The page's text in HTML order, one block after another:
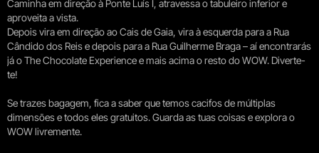
Caminha em direção à Ponte Luís I, atravessa o tabuleiro inferior e
aproveita a vista.
Depois vira em direção ao Cais de Gaia, vira à esquerda para a Rua
Cândido dos Reis e depois para a Rua Guilherme Braga – aí encontrarás
já o The Chocolate Experience e mais acima o resto do WOW. Diverte-
te!
Se trazes bagagem, fica a saber que temos cacifos de múltiplas
dimensões e todos eles gratuitos. Guarda as tuas coisas e explora o
WOW livremente.